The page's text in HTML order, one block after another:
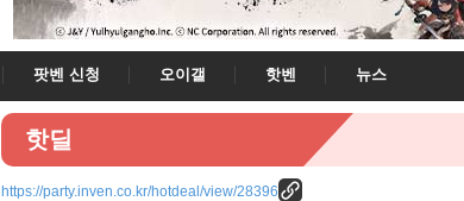
팟벤 신청 오이갤 핫벤
뉴스
핫딜
https://party.inven.co.kr/hotdeal/view/28396